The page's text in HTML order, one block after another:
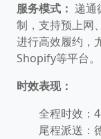
服务模式： 递通
制，支持预上网
进行高效履约，
Shopify等平台。
时效表现：
全程时效：
尾程派送：